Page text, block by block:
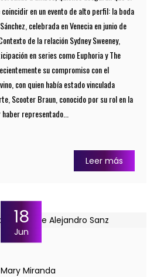
en un evento de alto perfil: la boda
celebrada en Venecia en junio de
de la relación Sydney Sweeney,
en series como Euphoria y The
su compromiso con el
con quien había estado vinculada
Scooter Braun, conocido por su rol en la
representado...
Leer más
18
Jun
Miranda